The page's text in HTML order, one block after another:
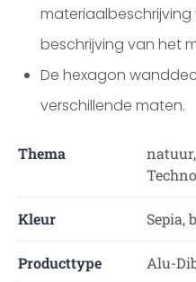
beschrijving van het
De hexagon
verschillende maten.
Thema
Kleur Sepia,
Producttype Alu-